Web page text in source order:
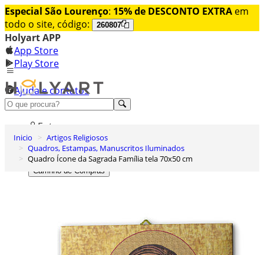
Especial São Lourenço: 15% de DESCONTO EXTRA em
todo o site, código:
260807
Holyart APP
App Store
Play Store
Ajuda e contatos
Conheça premium
Entrar
Lista de Desejos
0
Carrinho de Compras
Inicio
Artigos Religiosos
Quadros, Estampas, Manuscritos Iluminados
Quadro Ícone da Sagrada Família tela 70x50 cm